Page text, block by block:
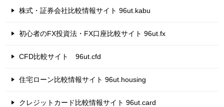
株式・証券会社比較情報サイト 96ut.kabu
初心者のFX投資法・FX口座比較サイト 96ut.fx
CFD比較サイト 96ut.cfd
住宅ローン比較情報サイト 96ut.housing
クレジットカード比較情報サイト 96ut.card